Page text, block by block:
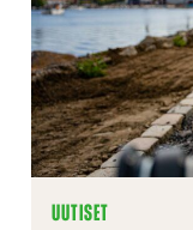
UUTISET